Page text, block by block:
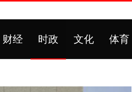
财经 时政 文化 体育